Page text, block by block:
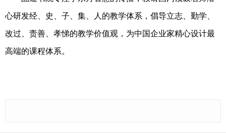
心研发经、史、子、集、人的教学体系，倡导立志、勤学、
改过、责善、孝悌的教学价值观，为中国企业家精心设计最
高端的课程体系。